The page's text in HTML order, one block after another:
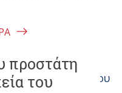
προστάτη
του